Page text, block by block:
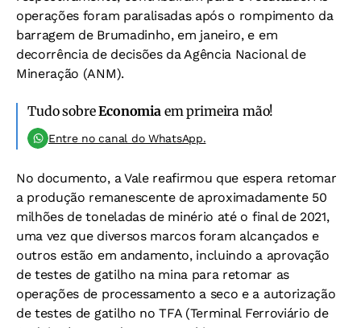
operações foram paralisadas após o rompimento da
barragem de Brumadinho, em janeiro, e em
decorrência de decisões da Agência Nacional de
Mineração (ANM).
Tudo sobreEconomiaem primeira mão!
Entre no canal do WhatsApp.
No documento, a Vale reafirmou que espera retomar
a produção remanescente de aproximadamente 50
milhões de toneladas de minério até o final de 2021,
uma vez que diversos marcos foram alcançados e
outros estão em andamento, incluindo a aprovação
de testes de gatilho na mina para retomar as
operações de processamento a seco e a autorização
de testes de gatilho no TFA (Terminal Ferroviário de